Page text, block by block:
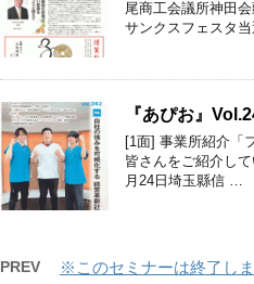
尾商工会議所神田
サンクスフェスタ
『あぴお』
[1面] 事業所紹介「
皆さんをご紹介し
月24日埼玉縣信 …
PREV
※このセミナーは終了し